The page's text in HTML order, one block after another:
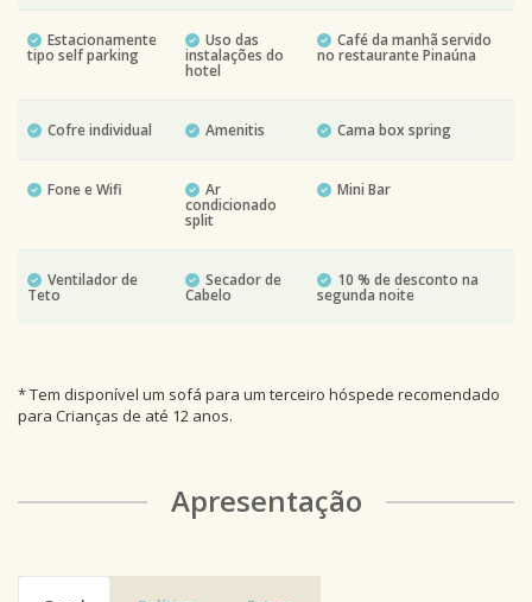
Estacionamente
tipo self parking
Uso das
instalações do
hotel
Café da manhã servido
no restaurante Pinaúna
Cofre individual Amenitis Cama box spring
Fone e Wifi Ar
condicionado
split
Mini Bar
Ventilador de
Teto
Secador de
Cabelo
10 % de desconto na
segunda noite
* Tem disponível um sofá para um terceiro hóspede recomendado
para Crianças de até 12 anos.
Apresentação